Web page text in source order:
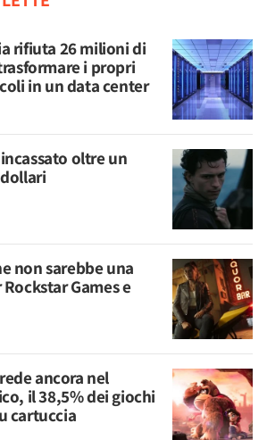
rifiuta 26 milioni di
i propri
in un data center
oltre un
non sarebbe una
Games e
ancora nel
il 38,5% dei giochi
cartuccia